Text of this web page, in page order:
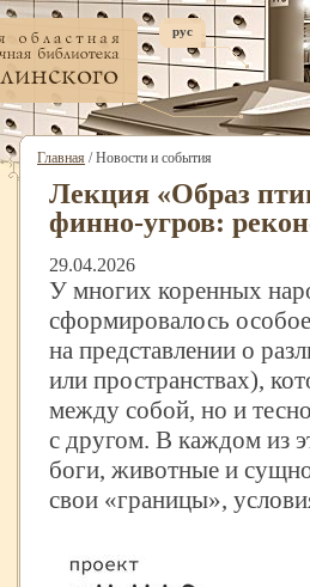
рус
Главная / Новости и события
Лекция «Образ
финно-угров:
29.04.2026
У многих коренных
сформировалось
на представлении о
или пространствах),
между собой, но и
с другом. В каждом из
боги, животные и
свои «границы»,